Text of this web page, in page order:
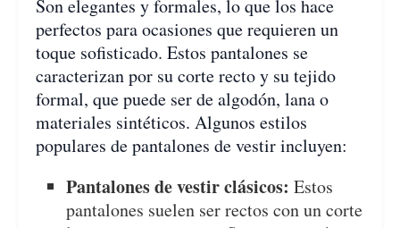
Son elegantes y formales, lo que los hace
perfectos para ocasiones que requieren un
toque sofisticado. Estos pantalones se
caracterizan por su corte recto y su tejido
formal, que puede ser de algodón, lana o
materiales sintéticos. Algunos estilos
populares de pantalones de vestir incluyen:
Pantalones de vestir clásicos: Estos
pantalones suelen ser rectos con un corte